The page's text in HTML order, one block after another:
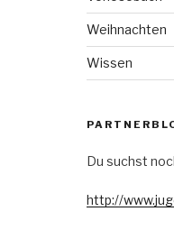
Weihnachten
Wissen
Du suchst
http://